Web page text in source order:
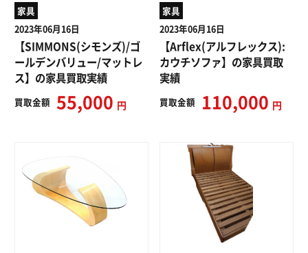
家具
2023年06月16日
【SIMMONS(シモンズ)/ゴ
ールデンバリュー/マットレ
ス】の家具買取実績
買取金額 55,000 円
家具
2023年06月16日
【Arflex(アルフレックス):
カウチソファ】の家具買取
実績
買取金額 110,000 円